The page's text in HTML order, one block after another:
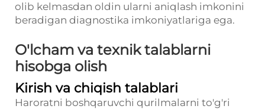
olib kelmasdan oldin ularni aniqlash imkonini
beradigan diagnostika imkoniyatlariga ega.
O'lcham va texnik talablarni
hisobga olish
Kirish va chiqish talablari
Haroratni boshqaruvchi qurilmalarni to'g'ri